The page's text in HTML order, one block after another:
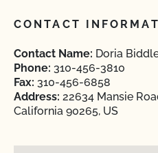
CONTACT
Contact Name: Doria
Phone: 310-456-3810
Fax: 310-456-6858
Address: 22634 Mansie
California 90265, US